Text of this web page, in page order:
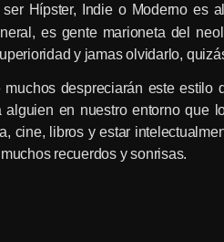
ser Hípster, Indie o Moderno es
es gente marioneta del
y jamas olvidarlo,
muchos despreciarán este
alguien en nuestro entorno que
cine, libros y estar
recuerdos y sonrisas.